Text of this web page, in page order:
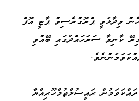
ވިދާޅުވީ ޕްރޮގްރެސިވް ޕާޓީ އޮފް
ކާނިވާ ސަރަހައްދުގައި ބޭއްވި
ރައީސުލްޖުމްހޫރިއްޔާ